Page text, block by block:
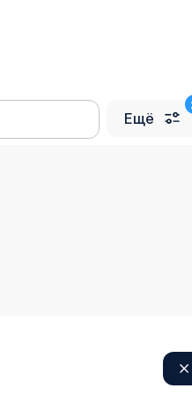
Ещё